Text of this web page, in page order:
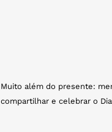
Muito além do presente:
compartilhar e celebrar o